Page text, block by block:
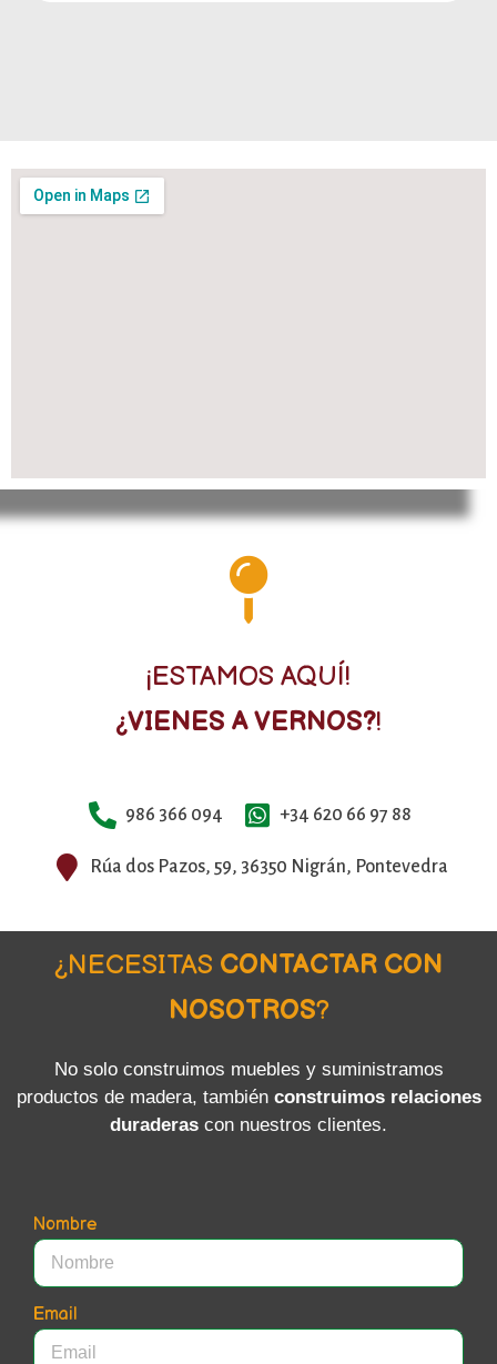
¡ESTAMOS AQUÍ!
¿VIENES A VERNOS?!
986 366 094 +34 620 66 97 88
Rúa dos Pazos, 59, 36350 Nigrán, Pontevedra
¿NECESITAS CONTACTAR CON
NOSOTROS?
No solo construimos muebles y suministramos
productos de madera, tambiénconstruimos relaciones
duraderas con nuestros clientes.
Nombre
Email